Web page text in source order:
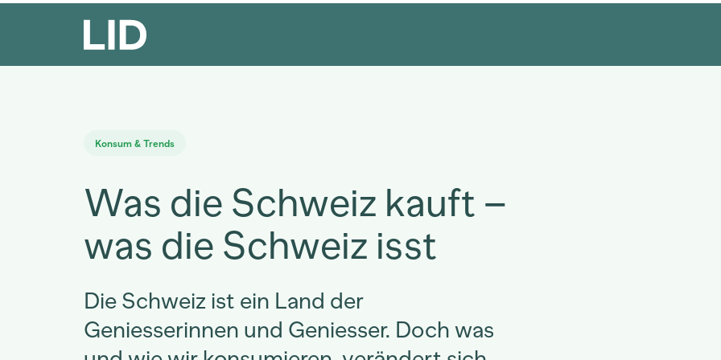
Konsum & Trends
Was die Schweiz kauft –
was die Schweiz isst
Die Schweiz ist ein Land der
Geniesserinnen und Geniesser. Doch was